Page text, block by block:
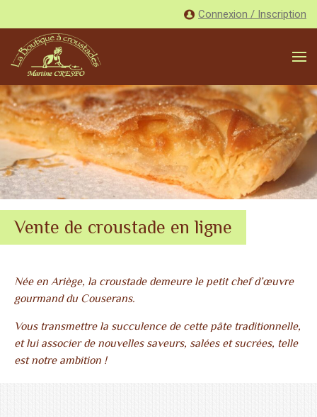
Connexion / Inscription
Vente de croustade en ligne
Née en Ariège, la croustade demeure le petit chef d’œuvre
gourmand du Couserans.
Vous transmettre la succulence de cette pâte traditionnelle,
et lui associer de nouvelles saveurs, salées et sucrées, telle
est notre ambition !